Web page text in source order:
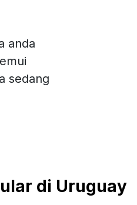
anda
sedang
di Uruguay